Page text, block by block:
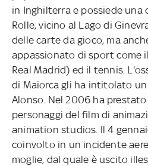
in Inghilterra e possiede una
Rolle, vicino al Lago di
delle carte da gioco, ma
appassionato di sport come
Real Madrid) ed il tennis.
di Maiorca gli ha intitolato
Alonso. Nel 2006 ha
personaggi del film di
animation studios. Il 4
coinvolto in un incidente
moglie, dal quale è uscito